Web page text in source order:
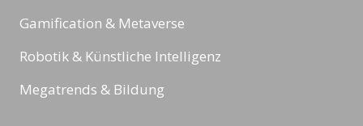
Gamification & Metaverse
Robotik & Künstliche Intelligenz
Megatrends & Bildung